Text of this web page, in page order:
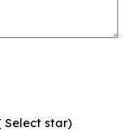
Select star)